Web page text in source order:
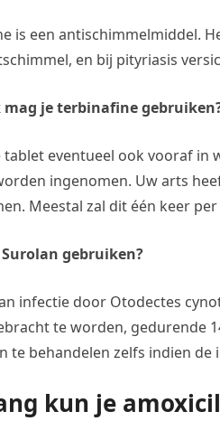
is een antischimmelmiddel.
en bij pityriasis
mag je terbinafine
tablet eventueel ook vooraf in
ingenomen. Uw arts
Meestal zal dit één keer
gebruiken?
infectie door Otodectes
te worden, gedurende
te behandelen zelfs indien
kun je